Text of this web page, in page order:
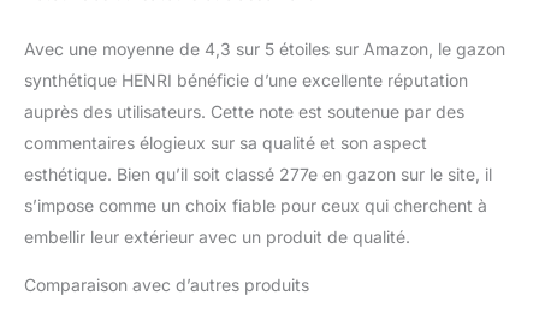
Avec une moyenne de 4,3 sur 5 étoiles sur Amazon, le gazon
synthétique HENRI bénéficie d’une excellente réputation
auprès des utilisateurs. Cette note est soutenue par des
commentaires élogieux sur sa qualité et son aspect
esthétique. Bien qu’il soit classé 277e en gazon sur le site, il
s’impose comme un choix fiable pour ceux qui cherchent à
embellir leur extérieur avec un produit de qualité.
Comparaison avec d’autres produits